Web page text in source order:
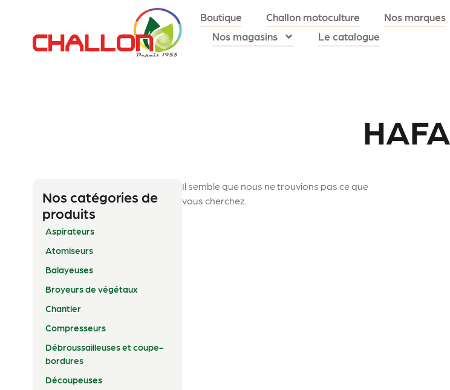
Boutique Challon motoculture Nos marques
Nos magasins
Le catalogue
HAFA
Nos catégories de
produits
Aspirateurs
Atomiseurs
Balayeuses
Broyeurs de végétaux
Chantier
Compresseurs
Débroussailleuses et coupe-
bordures
Découpeuses
Il semble que nous ne trouvions pas ce que
vous cherchez.